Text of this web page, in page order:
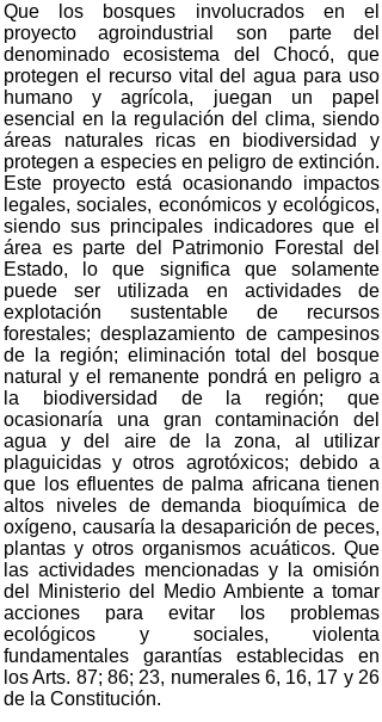
Que los bosques involucrados en el
proyecto agroindustrial son parte del
denominado ecosistema del Chocó, que
protegen el recurso vital del agua para uso
humano y agrícola, juegan un papel
esencial en la regulación del clima, siendo
áreas naturales ricas en biodiversidad y
protegen a especies en peligro de extinción.
Este proyecto está ocasionando impactos
legales, sociales, económicos y ecológicos,
siendo sus principales indicadores que el
área es parte del Patrimonio Forestal del
Estado, lo que significa que solamente
puede ser utilizada en actividades de
explotación sustentable de recursos
forestales; desplazamiento de campesinos
de la región; eliminación total del bosque
natural y el remanente pondrá en peligro a
la biodiversidad de la región; que
ocasionaría una gran contaminación del
agua y del aire de la zona, al utilizar
plaguicidas y otros agrotóxicos; debido a
que los efluentes de palma africana tienen
altos niveles de demanda bioquímica de
oxígeno, causaría la desaparición de peces,
plantas y otros organismos acuáticos. Que
las actividades mencionadas y la omisión
del Ministerio del Medio Ambiente a tomar
acciones para evitar los problemas
ecológicos y sociales, violenta
fundamentales garantías establecidas en
los Arts. 87; 86; 23, numerales 6, 16, 17 y 26
de la Constitución.